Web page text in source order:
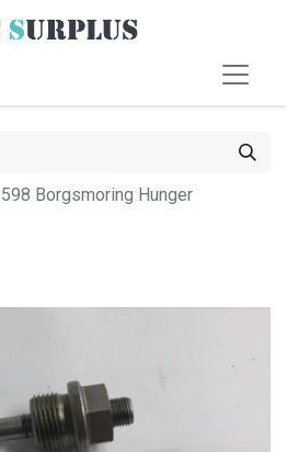
Borgsmoring Hunger